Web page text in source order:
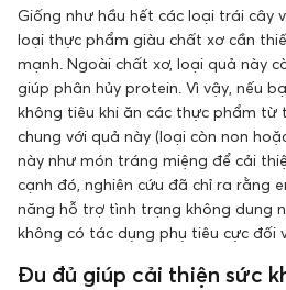
Giống như hầu hết các loại trái cây
loại thực phẩm giàu chất xơ cần
mạnh. Ngoài chất xơ, loại quả này
giúp phân hủy protein. Vì vậy, nếu
không tiêu khi ăn các thực phẩm từ
chung với quả này (loại còn non
này như món tráng miệng để cải
cạnh đó, nghiên cứu đã chỉ ra rằng
năng hỗ trợ tình trạng không dung
không có tác dụng phụ tiêu cực đối
Đu đủ giúp cải thiện sức